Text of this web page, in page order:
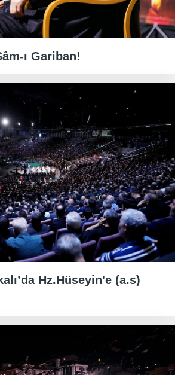
ı Gariban!
Hz.Hüseyin'e (a.s)